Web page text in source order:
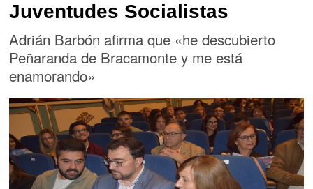
Juventudes Socialistas
Adrián Barbón afirma que «he descubierto
Peñaranda de Bracamonte y me está
enamorando»